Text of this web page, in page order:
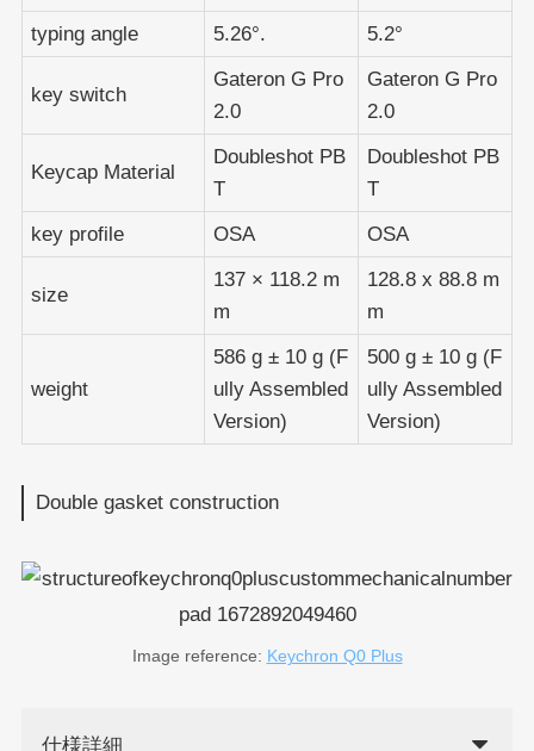
typing angle 5.26°. 5.2°
key switch
Gateron G Pro
2.0
Gateron G Pro
2.0
Keycap Material
Doubleshot PB
T
Doubleshot PB
T
key profile
OSA OSA
size
137 × 118.2 m
m
128.8 x 88.8 m
m
weight
586 g ± 10 g (F
ully Assembled
Version)
500 g ± 10 g (F
ully Assembled
Version)
Double gasket construction
Image reference: Keychron Q0 Plus
仕様詳細